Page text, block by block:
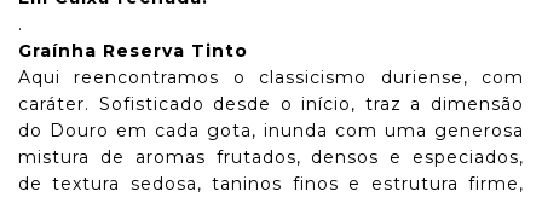
.
Graínha Reserva Tinto
Aqui reencontramos o classicismo duriense, com
caráter. Sofisticado desde o início, traz a dimensão
do Douro em cada gota, inunda com uma generosa
mistura de aromas frutados, densos e especiados,
de textura sedosa, taninos finos e estrutura firme,